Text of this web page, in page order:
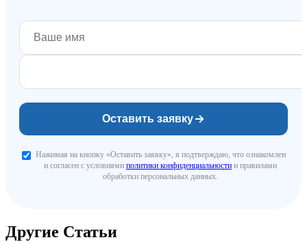
Оставить заявку
Нажимая на кнопку «Оставить заявку», я подтверждаю, что ознакомлен
и согласен с условиями политики конфиденциальности и правилами
обработки персональных данных.
Другие Статьи